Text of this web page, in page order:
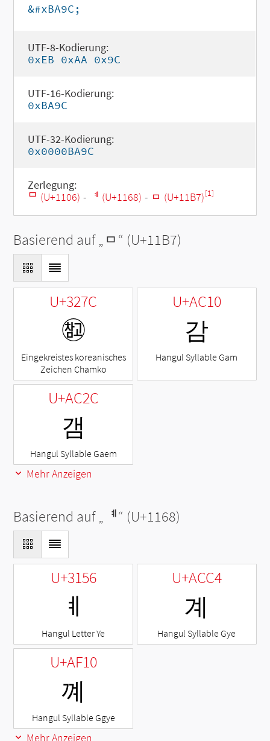
&#xBA9C;
UTF-8-Kodierung:
0xEB 0xAA 0x9C
UTF-16-Kodierung:
0xBA9C
UTF-32-Kodierung:
0x0000BA9C
Zerlegung:
ᄆ (U+1106) - ᅨ (U+1168) - ᆷ (U+11B7)[1]
Basierend auf „ᆷ“ (U+11B7)
U+327C
㉼
Eingekreistes koreanisches
Zeichen Chamko
U+AC10
감
Hangul Syllable Gam
U+AC2C
갬
Hangul Syllable Gaem
Mehr Anzeigen
Basierend auf „ ᅨ“ (U+1168)
U+3156
ㅖ
Hangul Letter Ye
U+ACC4
계
Hangul Syllable Gye
U+AF10
꼐
Hangul Syllable Ggye
Mehr Anzeigen